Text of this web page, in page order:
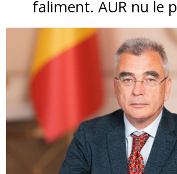
faliment. AUR nu le